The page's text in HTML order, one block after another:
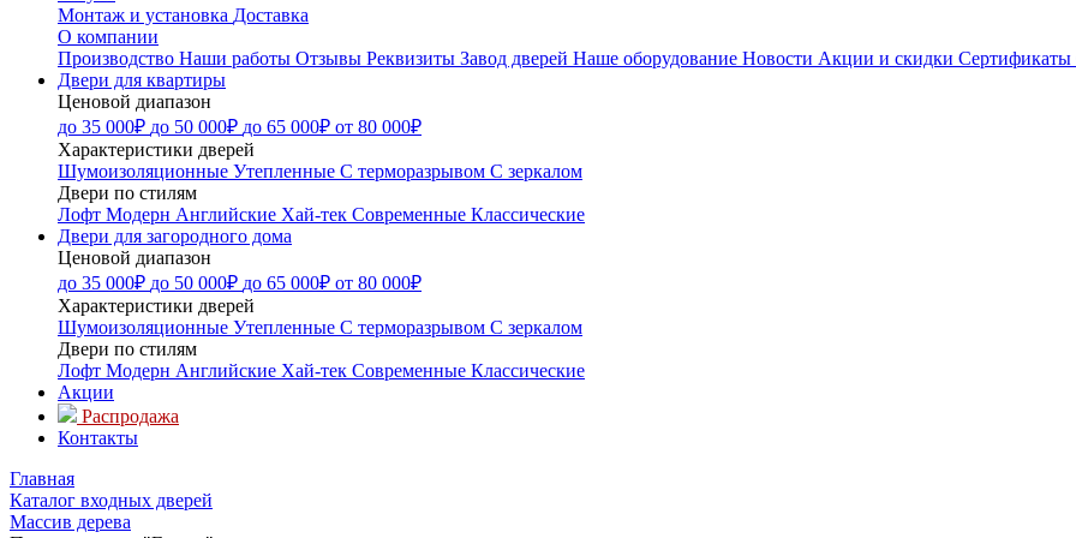
Монтаж и установка Доставка
О компании
Производство Наши работы Отзывы Реквизиты Завод дверей Наше оборудование Новости Акции и скидки Сертификаты
Двери для квартиры
Ценовой диапазон
до 35 000₽ до 50 000₽ до 65 000₽ от 80 000₽
Характеристики дверей
Шумоизоляционные Утепленные С терморазрывом С зеркалом
Двери по стилям
Лофт Модерн Английские Хай-тек Современные Классические
Двери для загородного дома
Ценовой диапазон
до 35 000₽ до 50 000₽ до 65 000₽ от 80 000₽
Характеристики дверей
Шумоизоляционные Утепленные С терморазрывом С зеркалом
Двери по стилям
Лофт Модерн Английские Хай-тек Современные Классические
Акции
Распродажа
Контакты
Главная
Каталог входных дверей
Массив дерева